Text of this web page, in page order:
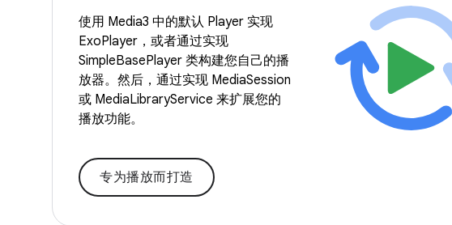
使用 Media3 中的默认 Player 实现
ExoPlayer，或者通过实现
SimpleBasePlayer 类构建您自己的播
放器。然后，通过实现 MediaSession
或 MediaLibraryService 来扩展您的
播放功能。
专为播放而打造